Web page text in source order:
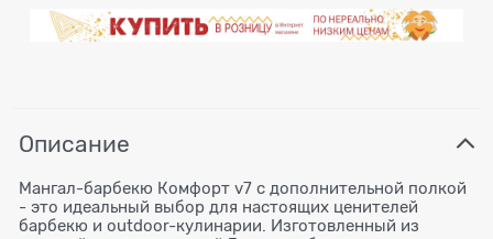
Описание
Мангал-барбекю Комфорт v7 с дополнительной полкой
- это идеальный выбор для настоящих ценителей
барбекю и outdoor-кулинарии. Изготовленный из